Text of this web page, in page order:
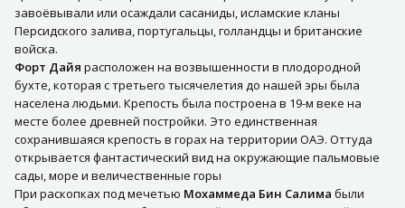
завоёвывали или осаждали сасаниды, исламские кланы
Персидского залива, португальцы, голландцы и британские
войска.
Форт Дайя расположен на возвышенности в плодородной
бухте, которая с третьего тысячелетия до нашей эры была
населена людьми. Крепость была построена в 19-м веке на
месте более древней постройки. Это единственная
сохранившаяся крепость в горах на территории ОАЭ. Оттуда
открывается фантастический вид на окружающие пальмовые
сады, море и величественные горы
При раскопках под мечетью Мохаммеда Бин Салима были